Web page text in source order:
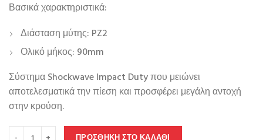
Βασικά χαρακτηριστικά:
Διάσταση μύτης: PZ2
Ολικό μήκος: 90mm
Σύστημα Shockwave Impact Duty που μειώνει
αποτελεσματικά την πίεση και προσφέρει μεγάλη αντοχή
στην κρούση.